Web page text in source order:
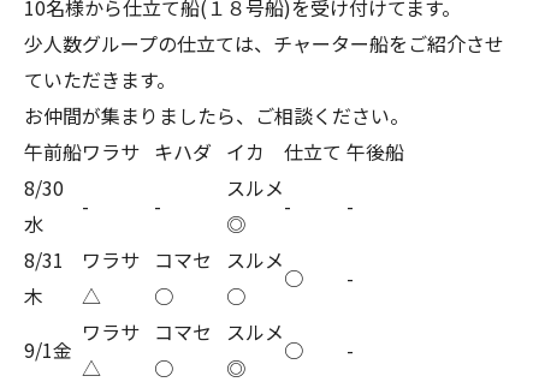
10名様から仕立て船(１８号船)を受け付けてます。
少人数グループの仕立ては、チャーター船をご紹介させ
ていただきます。
お仲間が集まりましたら、ご相談ください。
午前船ワラサ キハダ イカ 仕立て 午後船
8/30
水
- -
スルメ
◎
-
-
8/31
木
ワラサ
△
コマセ
○
スルメ
○
○ -
9/1金
ワラサ
△
コマセ
○
スルメ
◎
○ -